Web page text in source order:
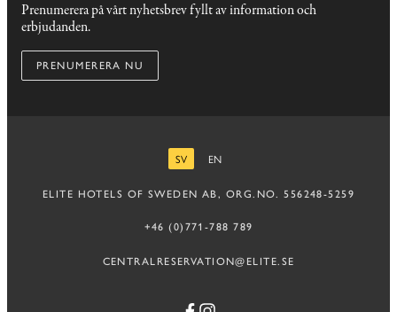
Prenumerera på vårt nyhetsbrev fyllt av information och
erbjudanden.
PRENUMERERA NU
SV
EN
ELITE HOTELS OF SWEDEN AB, ORG.NO. 556248-5259
+46 (0)771-788 789
CENTRALRESERVATION@ELITE.SE